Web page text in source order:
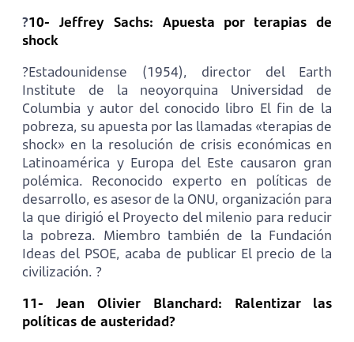
?10- Jeffrey Sachs: Apuesta por terapias de
shock
?Estadounidense (1954), director del Earth
Institute de la neoyorquina Universidad de
Columbia y autor del conocido libro El fin de la
pobreza, su apuesta por las llamadas «terapias de
shock» en la resolución de crisis económicas en
Latinoamérica y Europa del Este causaron gran
polémica. Reconocido experto en políticas de
desarrollo, es asesor de la ONU, organización para
la que dirigió el Proyecto del milenio para reducir
la pobreza. Miembro también de la Fundación
Ideas del PSOE, acaba de publicar El precio de la
civilización. ?
11- Jean Olivier Blanchard: Ralentizar las
políticas de austeridad?